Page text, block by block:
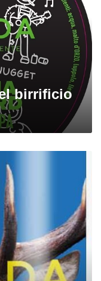
birrificio